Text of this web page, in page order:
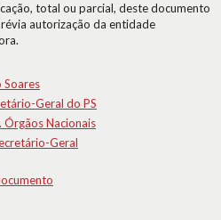
total ou parcial, deste documento
autorização da entidade
Soares
Geral do PS
Órgãos Nacionais
Geral